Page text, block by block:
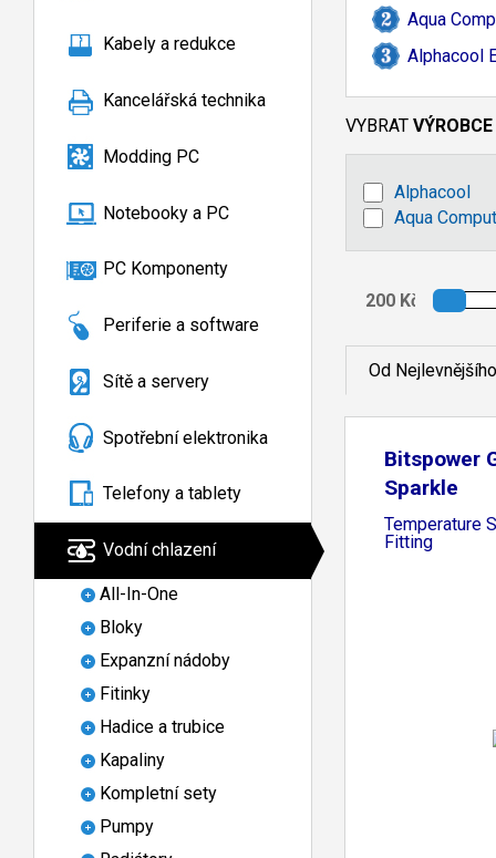
Kabely a redukce
Kancelářská technika
Modding PC
Notebooky a PC
PC Komponenty
Periferie a software
Sítě a servery
Spotřební elektronika
Telefony a tablety
Vodní chlazení
All-In-One
Bloky
Expanzní nádoby
Fitinky
Hadice a trubice
Kapaliny
Kompletní sety
Pumpy
Aqua
Alphacool
VYBRAT VÝROBCE
Alphacool
Aqua
Od Nejlevnějšího
Bitspower
Sparkle
Temperature
Fitting